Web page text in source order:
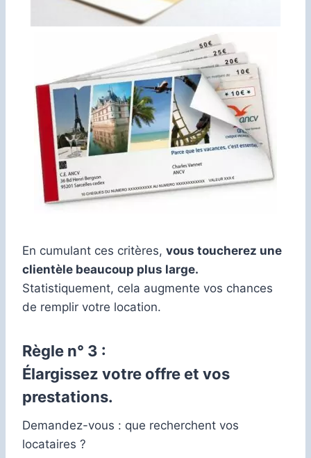
En cumulant ces critères, vous toucherez une
clientèle beaucoup plus large.
Statistiquement, cela augmente vos chances
de remplir votre location.
Règle n° 3 :
Élargissez votre offre et vos
prestations.
Demandez-vous : que recherchent vos
locataires ?